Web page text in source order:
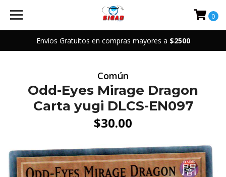
Envíos Gratuitos en compras mayores a $2500
0
Común
Odd-Eyes Mirage Dragon
Carta yugi DLCS-EN097
$30.00